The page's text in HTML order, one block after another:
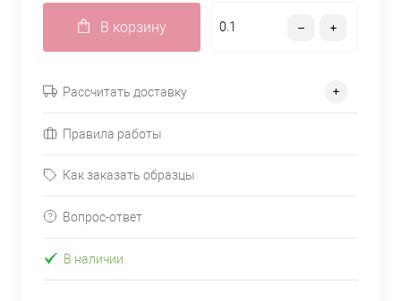
В корзину
Рассчитать доставку
Правила работы
Как заказать образцы
Вопрос-ответ
В наличии